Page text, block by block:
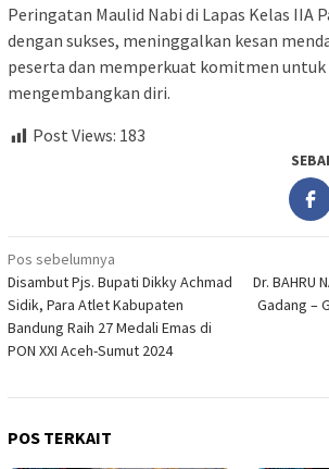
Peringatan Maulid Nabi di Lapas Kelas IIA
dengan sukses, meninggalkan kesan
peserta dan memperkuat komitmen untuk
mengembangkan diri.
Post Views: 183
Navigasi
pos
Pos sebelumnya
Disambut Pjs. Bupati Dikky Achmad
Sidik, Para Atlet Kabupaten
Bandung Raih 27 Medali Emas di
PON XXI Aceh-Sumut 2024
Dr. BAHRU
Gadang –
POS TERKAIT